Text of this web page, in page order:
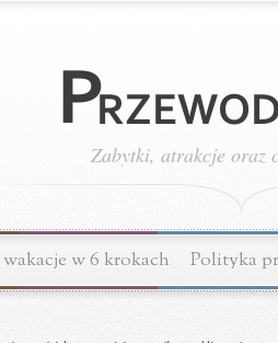
Zabytki, atrakcje oraz
w 6 krokach Polityka